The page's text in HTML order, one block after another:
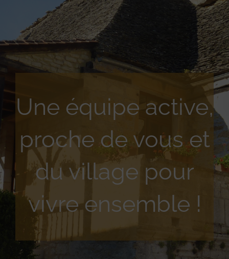
Une équipe active,
proche de vous et
du village pour
vivre ensemble !